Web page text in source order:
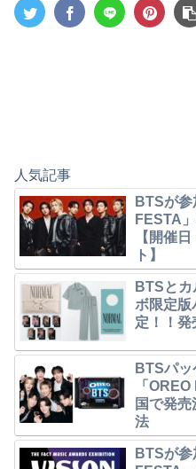
人気記事
BTSが参
FESTA
【開催
ト】
BTSと
ボ限定版
定！！発
BTSパ
「
国で発
法
BTSが参